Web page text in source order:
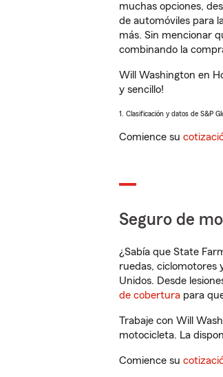
muchas opciones,
de automóviles para
más. Sin mencionar
combinando la
Will Washington en
y sencillo!
1. Clasificación y datos de S&P
Comience su
Seguro de
¿Sabía que State
ruedas, ciclomotores
Unidos. Desde
de cobertura para
Trabaje con Will
motocicleta. La
Comience su